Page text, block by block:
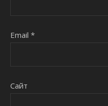
Email *
Сайт